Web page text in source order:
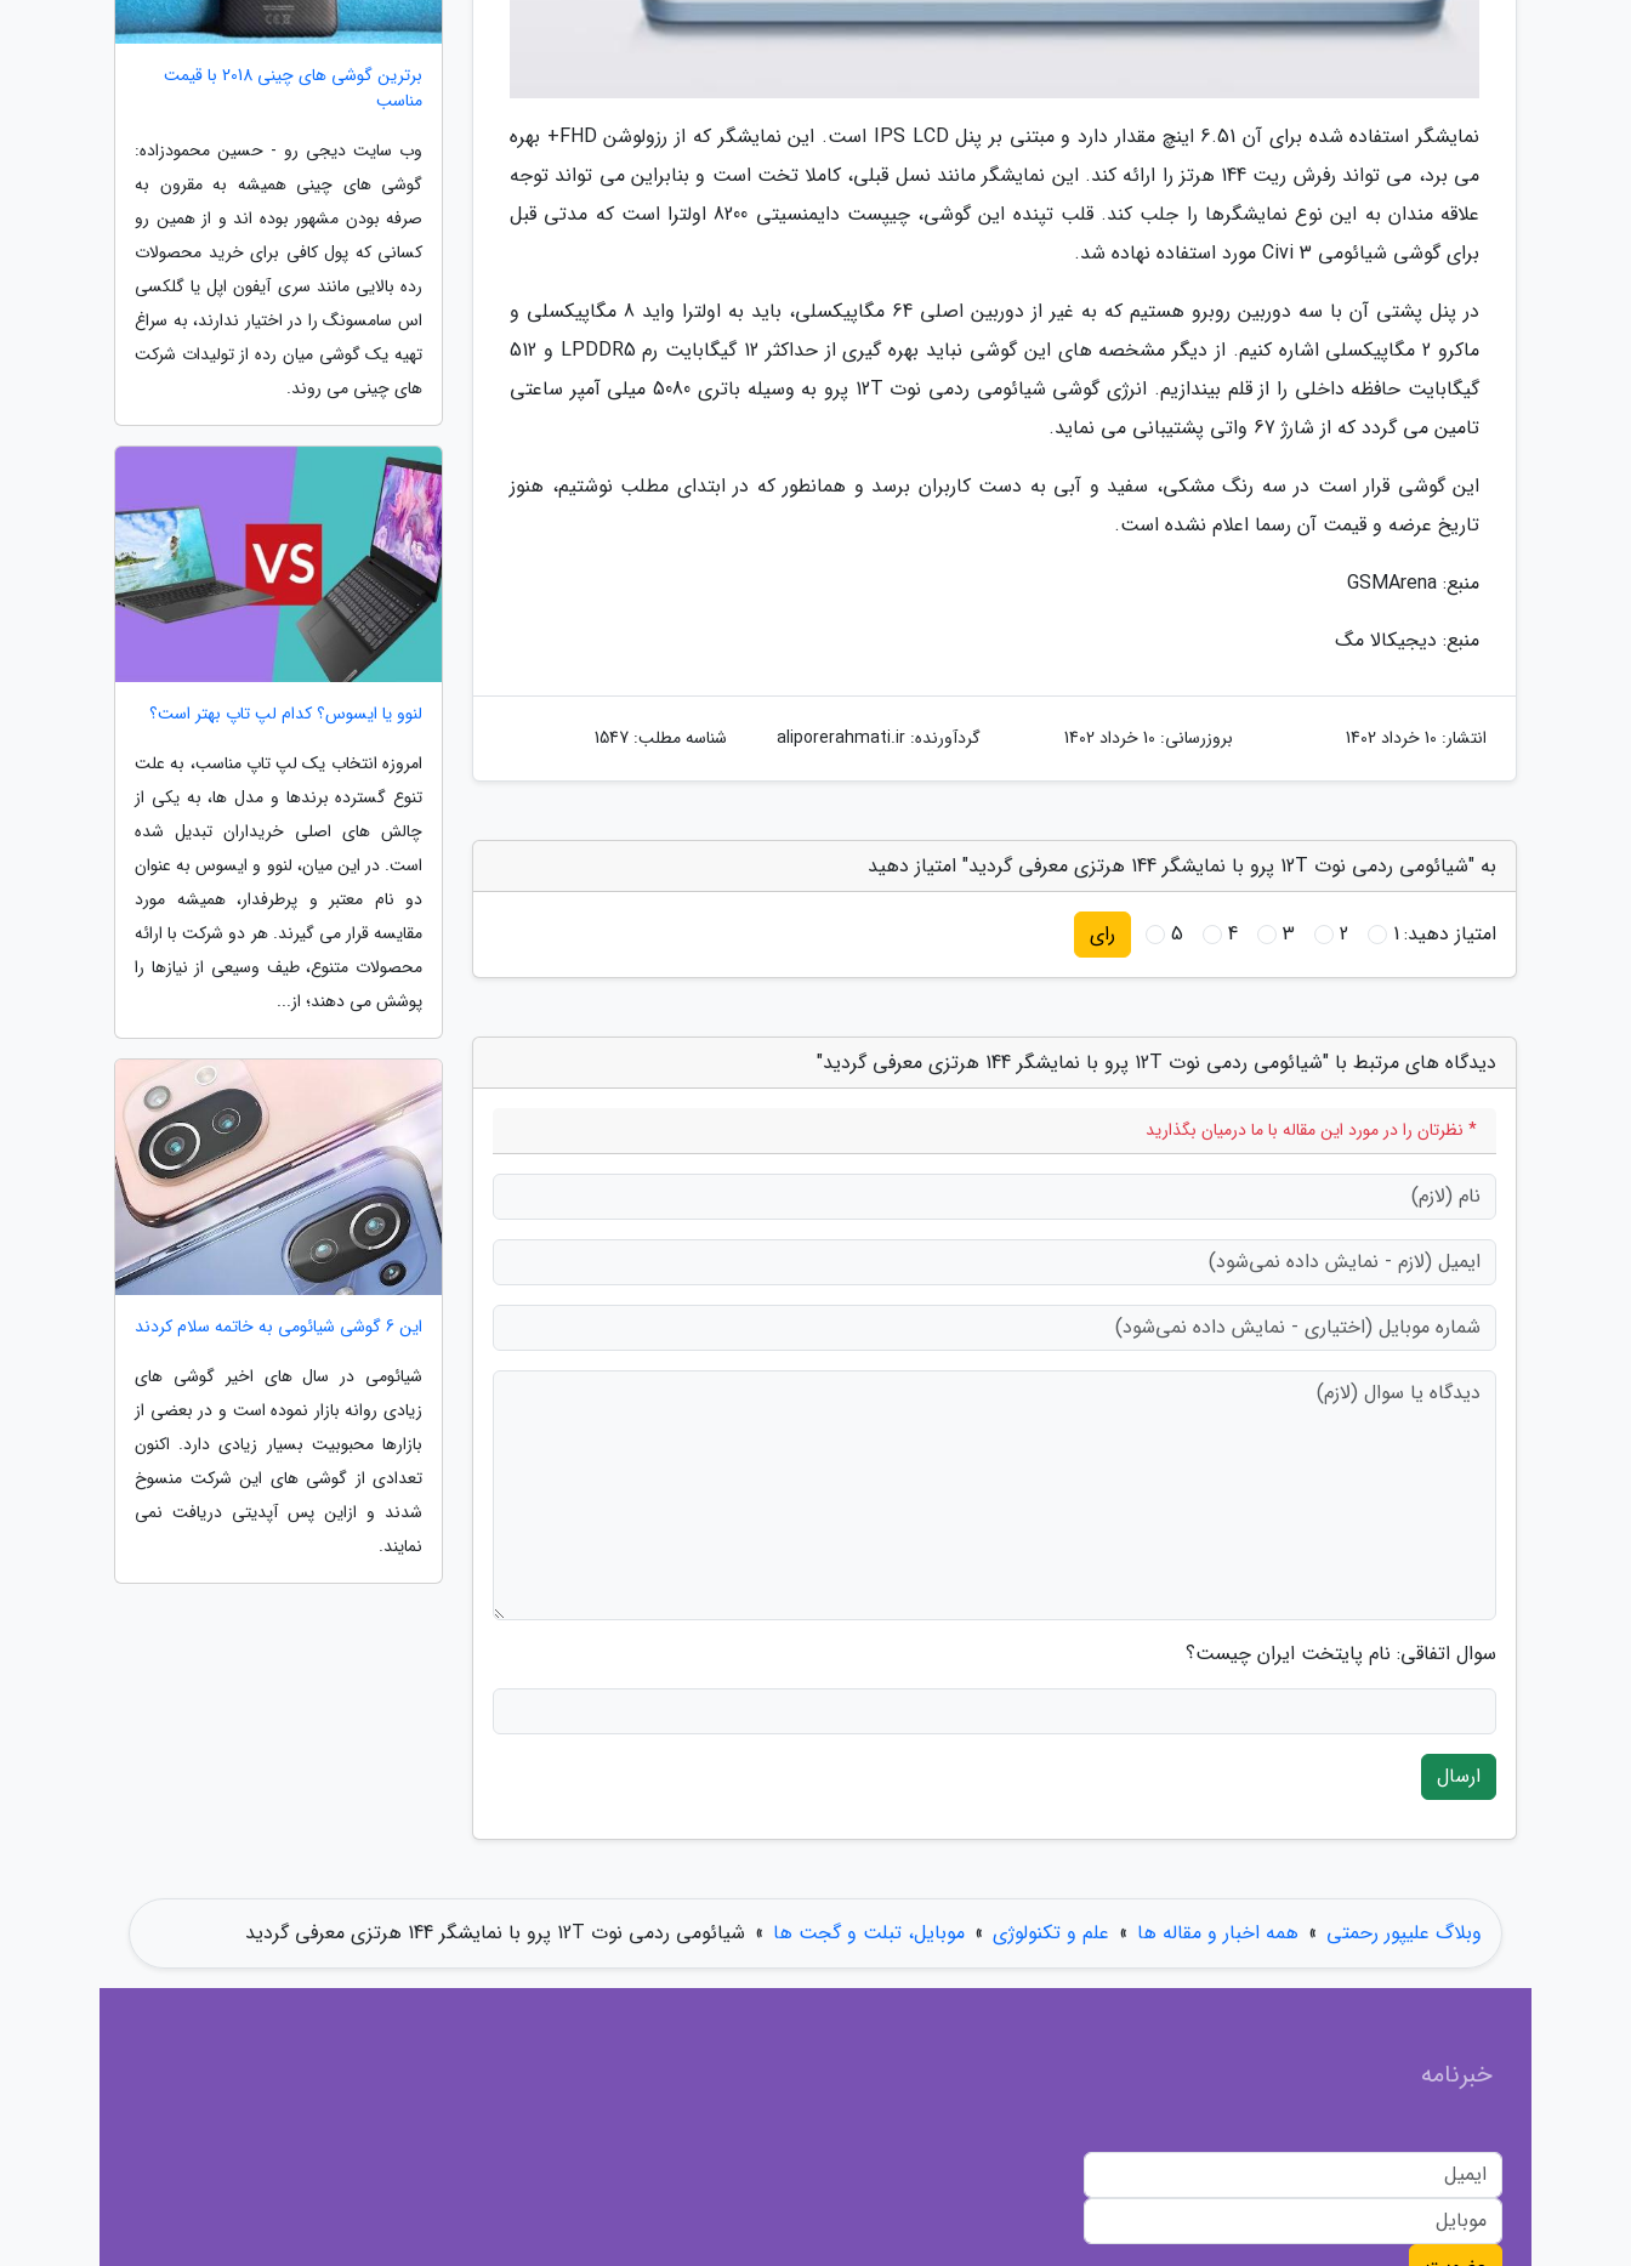
نمایشگر استفاده شده برای آن 6.51 اینچ مقدار دارد و مبتنی بر پنل IPS LCD است. این نمایشگر که از رزولوشن FHD+ بهره
می برد، می تواند رفرش ریت 144 هرتز را ارائه کند. این نمایشگر مانند نسل قبلی، کاملا تخت است و بنابراین می تواند توجه
علاقه مندان به این نوع نمایشگرها را جلب کند. قلب تپنده این گوشی، چیپست دایمنسیتی 8200 اولترا است که مدتی قبل
برای گوشی شیائومی Civi 3 مورد استفاده نهاده شد.
در پنل پشتی آن با سه دوربین روبرو هستیم که به غیر از دوربین اصلی 64 مگاپیکسلی، باید به اولترا واید 8 مگاپیکسلی و
ماکرو 2 مگاپیکسلی اشاره کنیم. از دیگر مشخصه های این گوشی نباید بهره گیری از حداکثر 12 گیگابایت رم LPDDR5 و 512
گیگابایت حافظه داخلی را از قلم بیندازیم. انرژی گوشی شیائومی ردمی نوت 12T پرو به وسیله باتری 5080 میلی آمپر ساعتی
تامین می گردد که از شارژ 67 واتی پشتیبانی می نماید.
این گوشی قرار است در سه رنگ مشکی، سفید و آبی به دست کاربران برسد و همانطور که در ابتدای مطلب نوشتیم، هنوز
تاریخ عرضه و قیمت آن رسما اعلام نشده است.
منبع: GSMArena
منبع: دیجیکالا مگ
انتشار: 10 خرداد 1402 بروزرسانی: 10 خرداد 1402 گردآورنده:aliporerahmati.ir شناسه مطلب: 1547
به "شیائومی ردمی نوت 12T پرو با نمایشگر 144 هرتزی معرفی گردید" امتیاز دهید
امتیاز دهید:1
2
3
4
5 رای
دیدگاه های مرتبط با "شیائومی ردمی نوت 12T پرو با نمایشگر 144 هرتزی معرفی گردید"
* نظرتان را در مورد این مقاله با ما درمیان بگذارید
سوال اتفاقی: نام پایتخت ایران چیست؟
ارسال
برترین گوشی های چینی 2018 با قیمت
مناسب
وب سایت دیجی رو - حسین محمودزاده:
گوشی های چینی همیشه به مقرون به
صرفه بودن مشهور بوده اند و از همین رو
کسانی که پول کافی برای خرید محصولات
رده بالایی مانند سری آیفون اپل یا گلکسی
اس سامسونگ را در اختیار ندارند، به سراغ
تهیه یک گوشی میان رده از تولیدات شرکت
های چینی می روند.
لنوو یا ایسوس؟ کدام لپ تاپ بهتر است؟
امروزه انتخاب یک لپ تاپ مناسب، به علت
تنوع گسترده برندها و مدل ها، به یکی از
چالش های اصلی خریداران تبدیل شده
است. در این میان، لنوو و ایسوس به عنوان
دو نام معتبر و پرطرفدار، همیشه مورد
مقایسه قرار می گیرند. هر دو شرکت با ارائه
محصولات متنوع، طیف وسیعی از نیازها را
پوشش می دهند؛ از...
این 6 گوشی شیائومی به خاتمه سلام کردند
شیائومی در سال های اخیر گوشی های
زیادی روانه بازار نموده است و در بعضی از
بازارها محبوبیت بسیار زیادی دارد. اکنون
تعدادی از گوشی های این شرکت منسوخ
شدند و ازاین پس آپدیتی دریافت نمی
نمایند.
وبلاگ علیپور رحمتی » همه اخبار و مقاله ها » علم و تکنولوژی » موبایل، تبلت و گجت ها » شیائومی ردمی نوت 12T پرو با نمایشگر 144 هرتزی معرفی گردید
خبرنامه